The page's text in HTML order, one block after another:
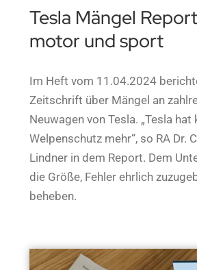
Tesla Mängel
motor und sport
Im Heft vom 11.04.2024
Zeitschrift über Mängel an
Neuwagen von Tesla. „Tesla hat
Welpenschutz mehr“, so RA Dr.
Lindner in dem Report. Dem
die Größe, Fehler ehrlich
beheben.